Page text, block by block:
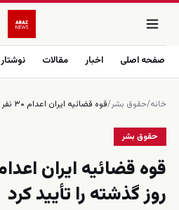
صفحه اصلی اخبار مقالات نوشتار
خانه/حقوق بشر/قوه قضائیه ایران اعدام ۳۰ نفر در ۷۷ روز گذشته را تأیید کرد
حقوق بشر
روز گذشته را تأیید کرد